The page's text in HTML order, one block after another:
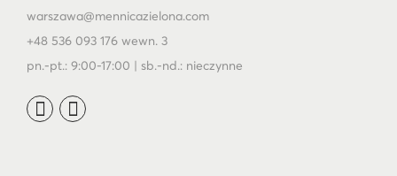
warszawa@mennicazielona.com
+48 536 093 176 wewn. 3
pn.-pt.: 9:00-17:00 | sb.-nd.: nieczynne